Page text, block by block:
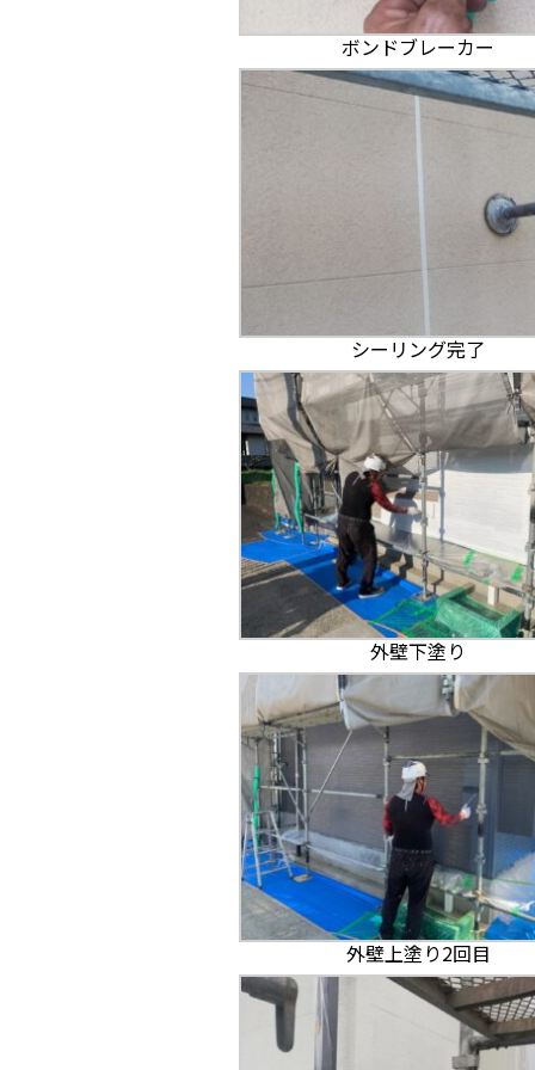
ボンドブレーカー
シーリング完了
外壁下塗り
外壁上塗り2回目